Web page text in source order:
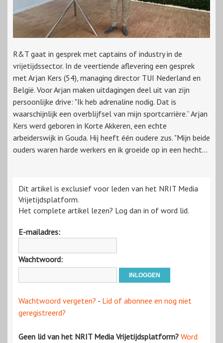
R&T gaat in gesprek met captains of industry in de
vrijetijdssector. In de veertiende aflevering een gesprek
met Arjan Kers (54), managing director TUI Nederland en
België. Voor Arjan maken uitdagingen deel uit van zijn
persoonlijke drive: "Ik heb adrenaline nodig. Dat is
waarschijnlijk een overblijfsel van mijn sportcarrière.” Arjan
Kers werd geboren in Korte Akkeren, een echte
arbeiderswijk in Gouda. Hij heeft één oudere zus. "Mijn beide
ouders waren harde werkers en ik groeide op in een hecht...
Dit artikel is exclusief voor leden van het NRIT Media
Vrijetijdsplatform.
Het complete artikel lezen? Log dan in of word lid.
E-mailadres:
Wachtwoord:
Wachtwoord vergeten? - Lid of abonnee en nog niet
geregistreerd?
Geen lid van het NRIT Media Vrijetijdsplatform? Word